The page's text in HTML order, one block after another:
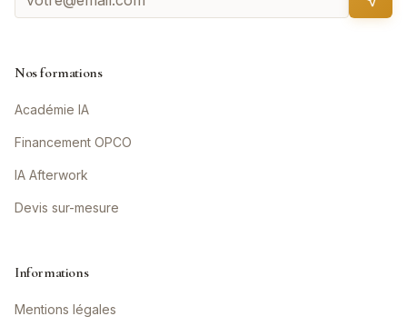
Nos formations
Académie IA
Financement OPCO
IA Afterwork
Devis sur-mesure
Informations
Mentions légales